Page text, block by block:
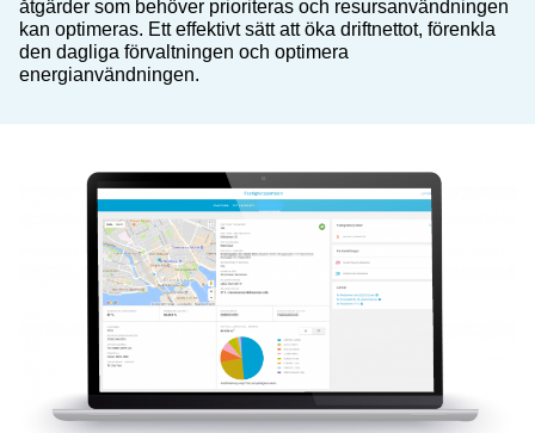
åtgärder som behöver prioriteras och resursanvändningen
kan optimeras. Ett effektivt sätt att öka driftnettot, förenkla
den dagliga förvaltningen och optimera
energianvändningen.